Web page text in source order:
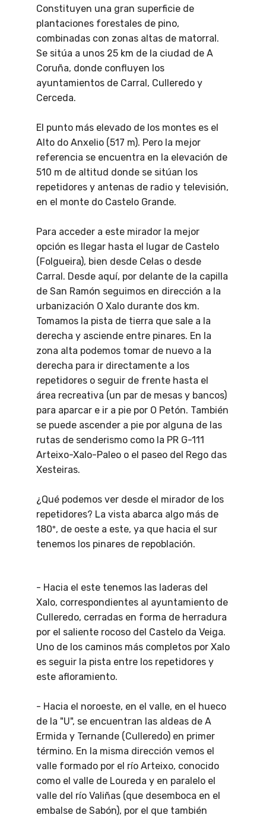
Constituyen una gran superficie de
plantaciones forestales de pino,
combinadas con zonas altas de matorral.
Se sitúa a unos 25 km de la ciudad de A
Coruña, donde confluyen los
ayuntamientos de Carral, Culleredo y
Cerceda.
El punto más elevado de los montes es el
Alto do Anxelio (517 m). Pero la mejor
referencia se encuentra en la elevación de
510 m de altitud donde se sitúan los
repetidores y antenas de radio y televisión,
en el monte do Castelo Grande.
Para acceder a este mirador la mejor
opción es llegar hasta el lugar de Castelo
(Folgueira), bien desde Celas o desde
Carral. Desde aquí, por delante de la capilla
de San Ramón seguimos en dirección a la
urbanización O Xalo durante dos km.
Tomamos la pista de tierra que sale a la
derecha y asciende entre pinares. En la
zona alta podemos tomar de nuevo a la
derecha para ir directamente a los
repetidores o seguir de frente hasta el
área recreativa (un par de mesas y bancos)
para aparcar e ir a pie por O Petón. También
se puede ascender a pie por alguna de las
rutas de senderismo como la PR G-111
Arteixo-Xalo-Paleo o el paseo del Rego das
Xesteiras.
¿Qué podemos ver desde el mirador de los
repetidores? La vista abarca algo más de
180º, de oeste a este, ya que hacia el sur
tenemos los pinares de repoblación.
- Hacia el este tenemos las laderas del
Xalo, correspondientes al ayuntamiento de
Culleredo, cerradas en forma de herradura
por el saliente rocoso del Castelo da Veiga.
Uno de los caminos más completos por Xalo
es seguir la pista entre los repetidores y
este afloramiento.
- Hacia el noroeste, en el valle, en el hueco
de la "U", se encuentran las aldeas de A
Ermida y Ternande (Culleredo) en primer
término. En la misma dirección vemos el
valle formado por el río Arteixo, conocido
como el valle de Loureda y en paralelo el
valle del río Valiñas (que desemboca en el
embalse de Sabón), por el que también